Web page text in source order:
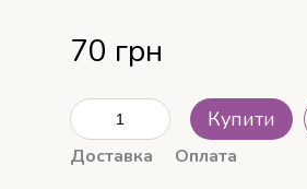
70 грн
Купити
Доставка Оплата